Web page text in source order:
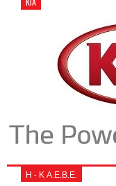
Η - Κ Α.Ε.Β.Ε.